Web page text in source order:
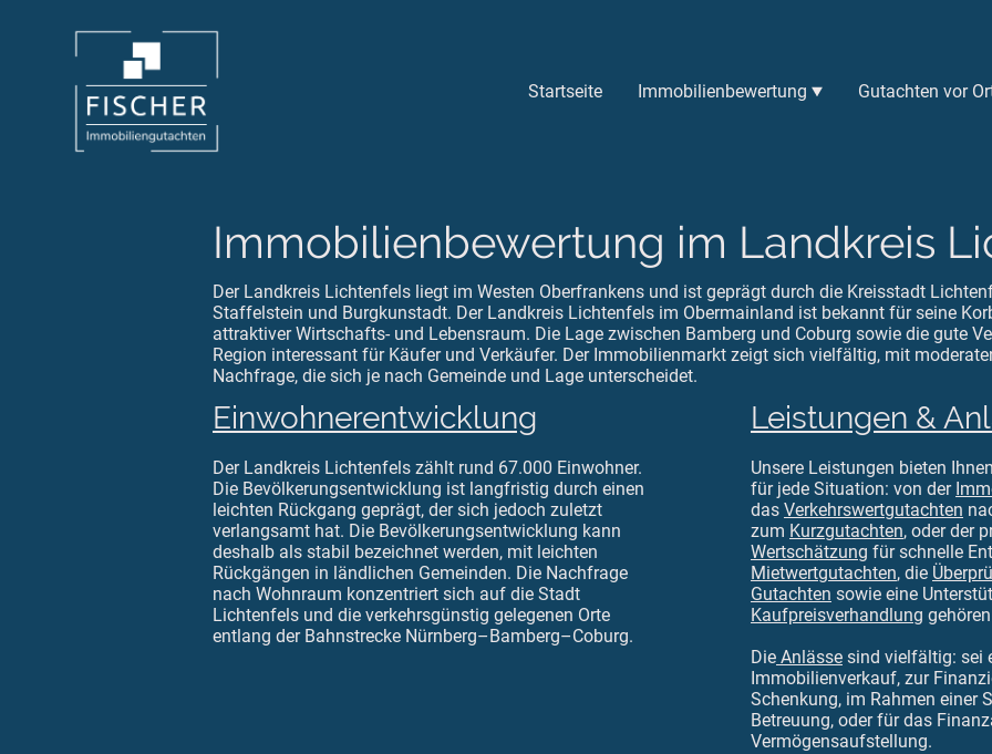
Startseite Immobilienbewertung Gutachten vor
Immobilienbewertung im Landkreis
Der Landkreis Lichtenfels liegt im Westen Oberfrankens und ist geprägt durch die Kreisstadt
Staffelstein und Burgkunstadt. Der Landkreis Lichtenfels im Obermainland ist bekannt für seine
attraktiver Wirtschafts- und Lebensraum. Die Lage zwischen Bamberg und Coburg sowie die gute
Region interessant für Käufer und Verkäufer. Der Immobilienmarkt zeigt sich vielfältig, mit
Nachfrage, die sich je nach Gemeinde und Lage unterscheidet.
Einwohnerentwicklung
Der Landkreis Lichtenfels zählt rund 67.000 Einwohner.
Die Bevölkerungsentwicklung ist langfristig durch einen
leichten Rückgang geprägt, der sich jedoch zuletzt
verlangsamt hat. Die Bevölkerungsentwicklung kann
deshalb als stabil bezeichnet werden, mit leichten
Rückgängen in ländlichen Gemeinden. Die Nachfrage
nach Wohnraum konzentriert sich auf die Stadt
Lichtenfels und die verkehrsgünstig gelegenen Orte
entlang der Bahnstrecke Nürnberg–Bamberg–Coburg.
Leistungen &
Unsere Leistungen bieten
für jede Situation: von der
das Verkehrswertgutachten
zum Kurzgutachten, oder der
Wertschätzung für schnelle
Mietwertgutachten, die
Gutachten sowie eine
Kaufpreisverhandlung
Die Anlässe sind vielfältig: sei
Immobilienverkauf, zur
Schenkung, im Rahmen einer
Betreuung, oder für das
Vermögensaufstellung.